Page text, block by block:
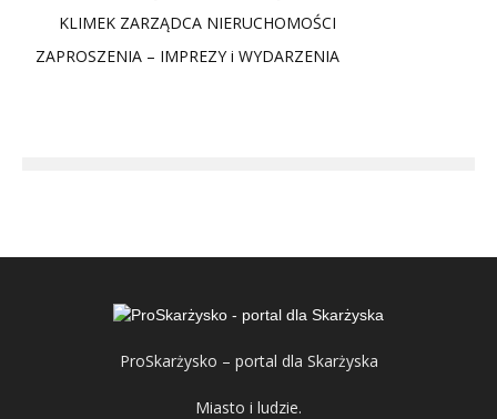
KLIMEK ZARZĄDCA NIERUCHOMOŚCI
ZAPROSZENIA – IMPREZY i WYDARZENIA
ProSkarżysko – portal dla Skarżyska
Miasto i ludzie.